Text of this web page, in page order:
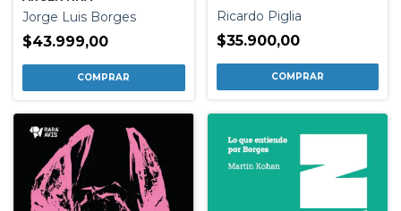
Jorge Luis Borges
$43.999,00
Ricardo Piglia
$35.900,00